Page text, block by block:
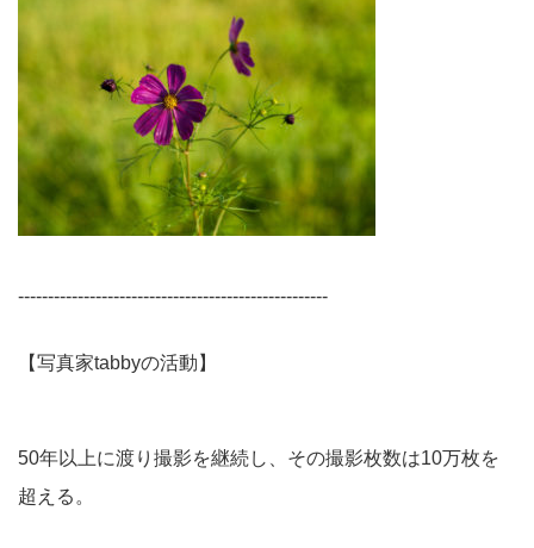
----------------------------------------------------
【写真家tabbyの活動】
50年以上に渡り撮影を継続し、その撮影枚数は10万枚を
超える。